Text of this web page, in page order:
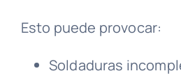
Esto puede provocar:
Soldaduras